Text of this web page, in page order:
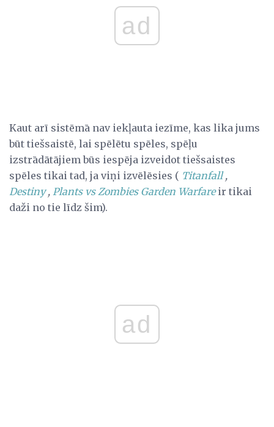
ad
Kaut arī sistēmā nav iekļauta iezīme, kas lika jums
būt tiešsaistē, lai spēlētu spēles, spēļu
izstrādātājiem būs iespēja izveidot tiešsaistes
spēles tikai tad, ja viņi izvēlēsies ( Titanfall,
Destiny, Plants vs Zombies Garden Warfareir tikai
daži no tie līdz šim).
ad